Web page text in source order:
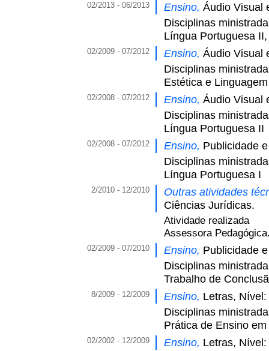
02/2013 - 06/2013 Ensino, Áudio Visual
Disciplinas
Língua Portuguesa
02/2009 - 07/2012 Ensino, Áudio Visual
Disciplinas
Estética e Linguagem
02/2008 - 07/2012 Ensino, Áudio Visual
Disciplinas
Língua Portuguesa II
02/2008 - 07/2012 Ensino, Publicidade
Disciplinas
Língua Portuguesa I
2/2010 - 12/2010
Outras atividades
Ciências Jurídicas.
Atividade realizada
Assessora
02/2009 - 07/2010 Ensino, Publicidade
Disciplinas
Trabalho de
8/2009 - 12/2009 Ensino, Letras,
Disciplinas
Prática de Ensino
02/2002 - 12/2009 Ensino, Letras,